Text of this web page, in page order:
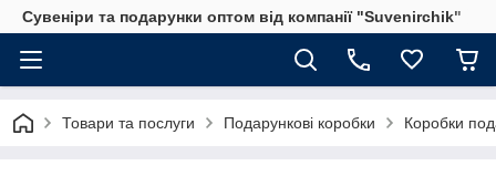
Сувеніри та подарунки оптом від компанії "Suvenirchik"
Товари та послуги Подарункові коробки Коробки